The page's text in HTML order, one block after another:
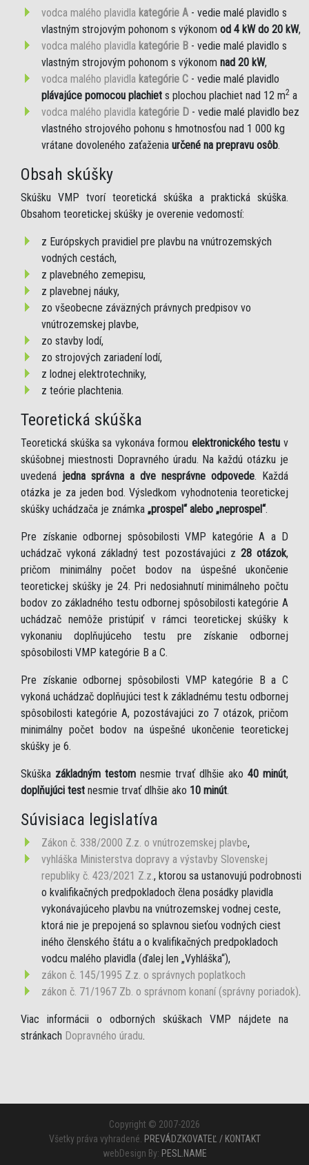
vodca malého plavidla kategórie A - vedie malé plavidlo s
vlastným strojovým pohonom s výkonom od 4 kW do 20 kW,
vodca malého plavidla kategórie B - vedie malé plavidlo s
vlastným strojovým pohonom s výkonom nad 20 kW,
vodca malého plavidla kategórie C - vedie malé plavidlo
plávajúce pomocou plachiet s plochou plachiet nad 12 m2 a
vodca malého plavidla kategórie D - vedie malé plavidlo bez
vlastného strojového pohonu s hmotnosťou nad 1 000 kg
vrátane dovoleného zaťaženia určené na prepravu osôb.
Obsah skúšky
Skúšku VMP tvorí teoretická skúška a praktická skúška.
Obsahom teoretickej skúšky je overenie vedomostí:
z Európskych pravidiel pre plavbu na vnútrozemských
vodných cestách,
z plavebného zemepisu,
z plavebnej náuky,
zo všeobecne záväzných právnych predpisov vo
vnútrozemskej plavbe,
zo stavby lodí,
zo strojových zariadení lodí,
z lodnej elektrotechniky,
z teórie plachtenia.
Teoretická skúška
Teoretická skúška sa vykonáva formou elektronického testu v
skúšobnej miestnosti Dopravného úradu. Na každú otázku je
uvedená jedna správna a dve nesprávne odpovede. Každá
otázka je za jeden bod. Výsledkom vyhodnotenia teoretickej
skúšky uchádzača je známka „prospel“ alebo „neprospel“.
Pre získanie odbornej spôsobilosti VMP kategórie A a D
uchádzač vykoná základný test pozostávajúci z 28 otázok,
pričom minimálny počet bodov na úspešné ukončenie
teoretickej skúšky je 24. Pri nedosiahnutí minimálneho počtu
bodov zo základného testu odbornej spôsobilosti kategórie A
uchádzač nemôže pristúpiť v rámci teoretickej skúšky k
vykonaniu doplňujúceho testu pre získanie odbornej
spôsobilosti VMP kategórie B a C.
Pre získanie odbornej spôsobilosti VMP kategórie B a C
vykoná uchádzač doplňujúci test k základnému testu odbornej
spôsobilosti kategórie A, pozostávajúci zo 7 otázok, pričom
minimálny počet bodov na úspešné ukončenie teoretickej
skúšky je 6.
Skúška základným testom nesmie trvať dlhšie ako 40 minút,
doplňujúci test nesmie trvať dlhšie ako 10 minút.
Súvisiaca legislatíva
Zákon č. 338/2000 Z.z. o vnútrozemskej plavbe,
vyhláška Ministerstva dopravy a výstavby Slovenskej
republiky č. 423/2021 Z.z., ktorou sa ustanovujú podrobnosti
o kvalifikačných predpokladoch člena posádky plavidla
vykonávajúceho plavbu na vnútrozemskej vodnej ceste,
ktorá nie je prepojená so splavnou sieťou vodných ciest
iného členského štátu a o kvalifikačných predpokladoch
vodcu malého plavidla (ďalej len „Vyhláška“),
zákon č. 145/1995 Z.z. o správnych poplatkoch
zákon č. 71/1967 Zb. o správnom konaní (správny poriadok).
Viac informácii o odborných skúškach VMP nájdete na
stránkach Dopravného úradu.
Copyright © 2007-2026
Všetky práva vyhradené. PREVÁDZKOVATEĽ / KONTAKT
webDesign By: PESL.NAME